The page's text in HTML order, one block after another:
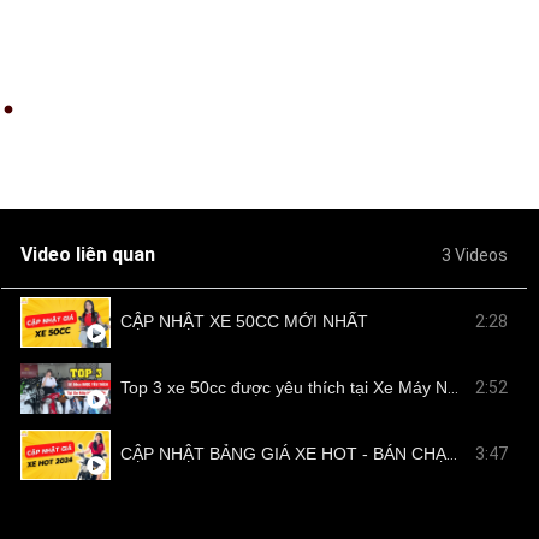
Video liên quan 3 Videos
CẬP NHẬT XE 50CC MỚI NHẤT 2:28
2:52
3:47